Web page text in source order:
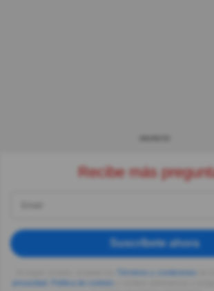
Recibe más
Suscríbete ahora
privacidad